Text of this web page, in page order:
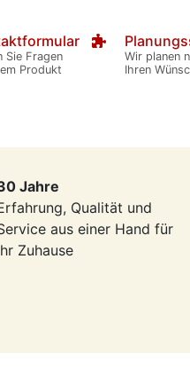
Sie Fragen
Produkt
Wir planen
Ihren
Jahre
Qualität und
aus einer Hand für
Zuhause